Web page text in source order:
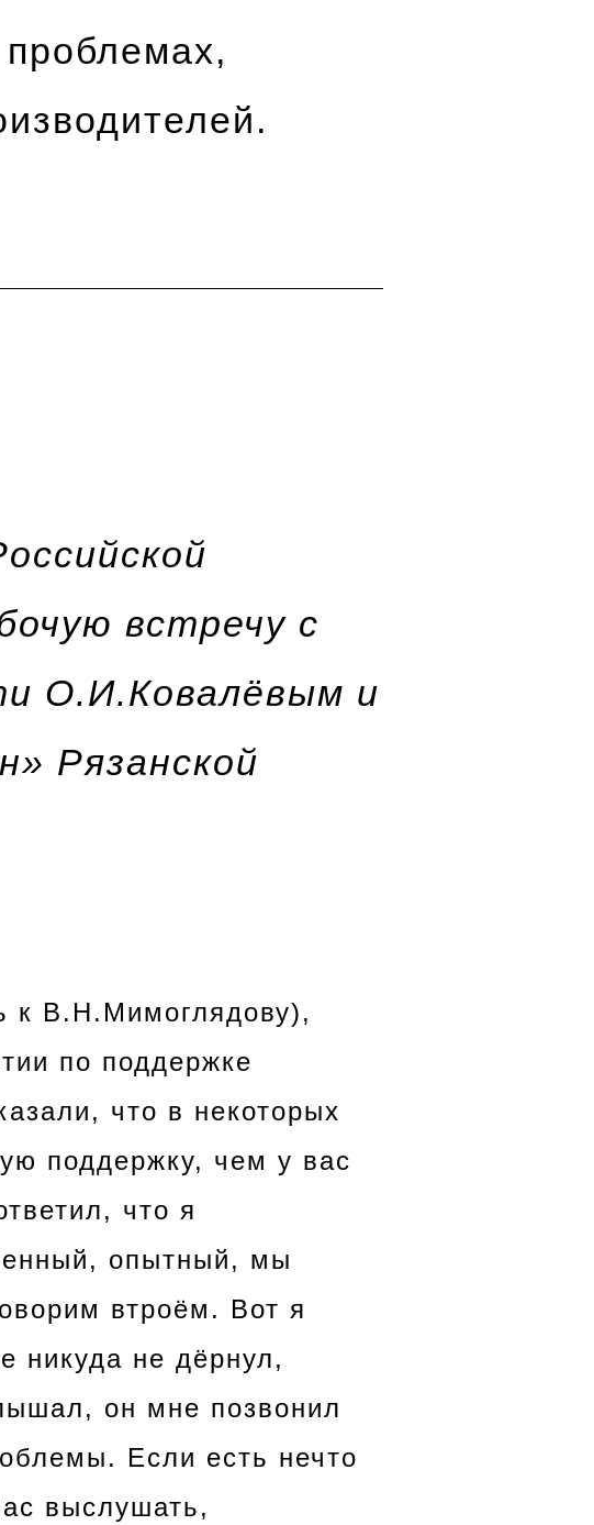
встречу с
О.И.Ковалёвым и
Рязанской
к В.Н.Мимоглядову),
по поддержке
что в некоторых
поддержку, чем у вас
что я
опытный, мы
втроём. Вот я
никуда не дёрнул,
он мне позвонил
Если есть нечто
выслушать,